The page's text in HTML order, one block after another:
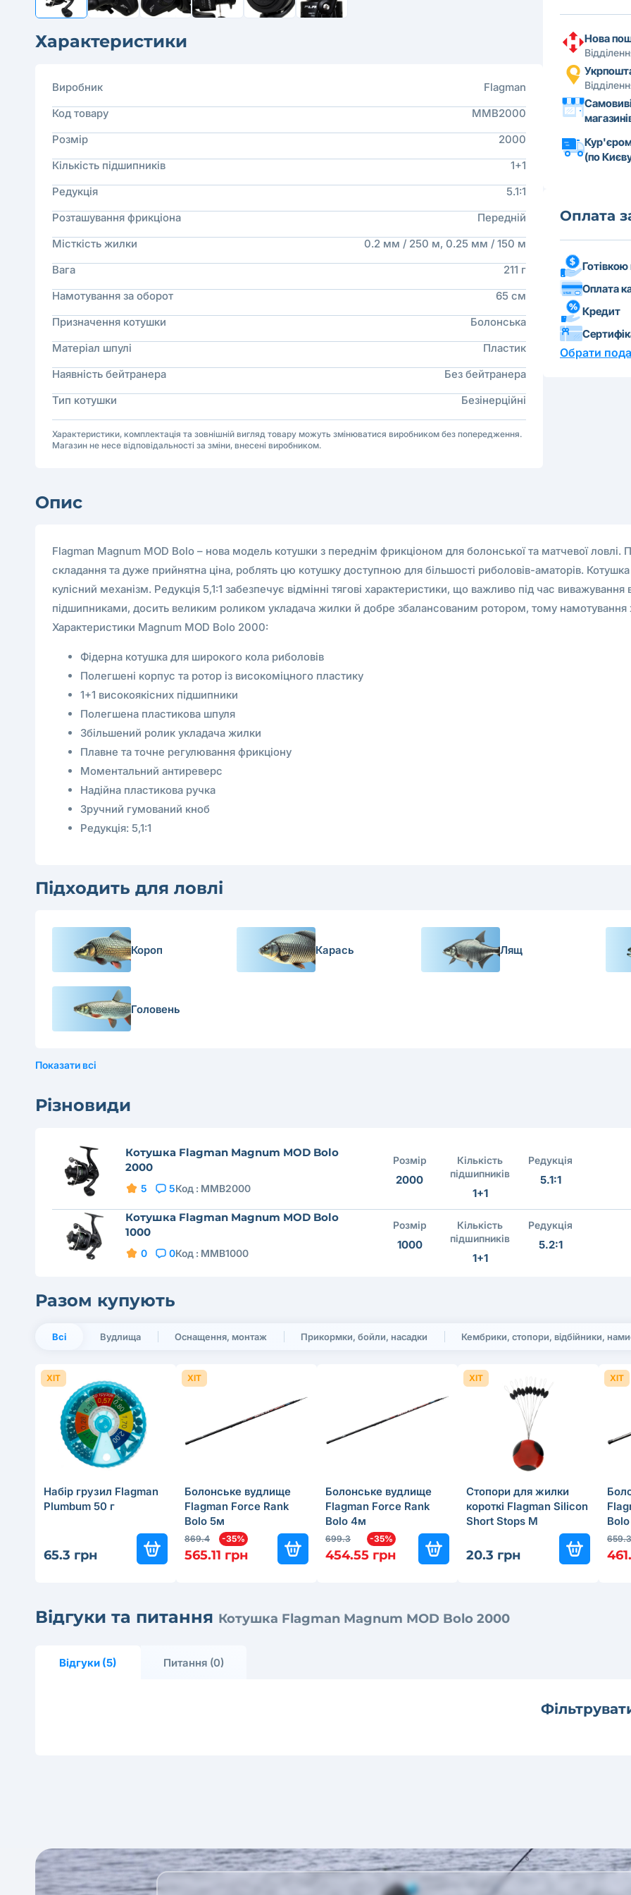
Характеристики
Виробник
Flagman
Код товару
MMB2000
Розмір
2000
Кількість підшипників
1+1
Редукція
5.1:1
Розташування фрикціона
Передній
Місткість жилки
0.2 мм / 250 м, 0.25 мм / 150 м
Вага
211 г
Намотування за оборот
65 см
Призначення котушки
Болонська
Матеріал шпулі
Пластик
Наявність бейтранера
Без бейтранера
Тип котушки
Безінерційні
Характеристики, комплектація та зовнішній вигляд товару можуть змінюватися виробником без попередження.
Магазин не несе відповідальності за зміни, внесені виробником.
Нова
(по
Оплата
Оплата
Кредит
Обрати
Опис
Flagman Magnum MOD Bolo – нова модель котушки з переднім фрикціоном для болонської та матчевої ловлі.
складання та дуже прийнятна ціна, роблять цю котушку доступною для більшості риболовів-аматорів.
кулісний механізм. Редукція 5,1:1 забезпечує відмінні тягові характеристики, що важливо під час
підшипниками, досить великим роликом укладача жилки й добре збалансованим ротором, тому намотування
Характеристики Magnum MOD Bolo 2000:
Фідерна котушка для широкого кола риболовів
Полегшені корпус та ротор із високоміцного пластику
1+1 високоякісних підшипники
Полегшена пластикова шпуля
Збільшений ролик укладача жилки
Плавне та точне регулювання фрикціону
Моментальний антиреверс
Надійна пластикова ручка
Зручний гумований кноб
Редукція: 5,1:1
Підходить для ловлі
Короп Карась Лящ
Головень
Показати всі
Різновиди
Котушка Flagman Magnum MOD Bolo
2000
5 5Код : MMB2000
Розмір
2000
Кількість
підшипників
1+1
Редукція
5.1:1
Котушка Flagman Magnum MOD Bolo
1000
0 0Код : MMB1000
Розмір
1000
Кількість
підшипників
1+1
Редукція
5.2:1
Разом купують
Всі Вудлища Оснащення, монтаж Прикормки, бойли, насадки Кембрики, стопори, відбійники,
ХІТ
Набір грузил Flagman
Plumbum 50 г
65.3 грн
ХІТ
Болонське вудлище
Flagman Force Rank
Bolo 5м
869.4 -35%
565.11 грн
Болонське вудлище
Flagman Force Rank
Bolo 4м
699.3 -35%
454.55 грн
ХІТ
Стопори для жилки
короткі Flagman Silicon
Short Stops M
20.3 грн
ХІТ
659.3
Відгуки та питання Котушка Flagman Magnum MOD Bolo 2000
Відгуки (5) Питання (0)